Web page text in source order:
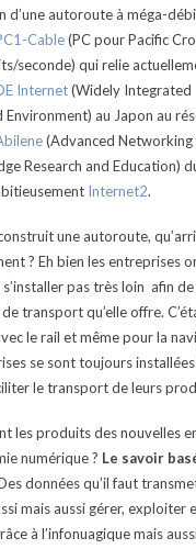
d’une autoroute à méga-
Cable(PC pour Pacific
seconde) qui relie
Internet(Widely Integrated
au Japon au
(Advanced
Research and Education)
Internet2.
une autoroute,
? Eh bien les entreprises
s’installer pas très loin afin
transport qu’elle offre.
le rail et même pour la
se sont toujours
le transport de leurs
les produits des nouvelles
numérique ? Le savoir
données qu’il faut
mais aussi gérer, exploiter
à l’infonuagique mais